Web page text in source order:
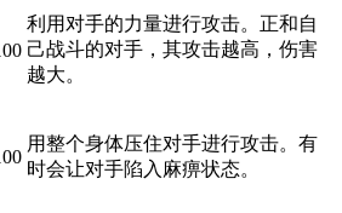
利用对手的力量进行攻击。正和自
己战斗的对手，其攻击越高，伤害
越大。
用整个身体压住对手进行攻击。有
时会让对手陷入麻痹状态。